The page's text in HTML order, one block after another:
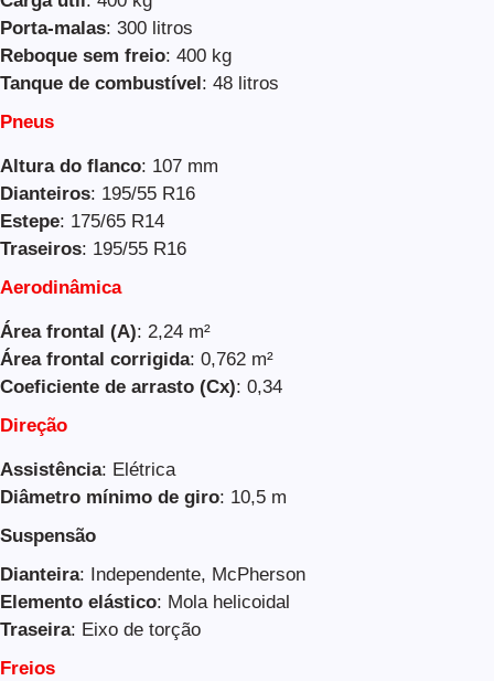
Porta-malas: 300 litros
Reboque sem freio: 400 kg
Tanque de combustível: 48 litros
Pneus
Altura do flanco: 107 mm
Dianteiros: 195/55 R16
Estepe: 175/65 R14
Traseiros: 195/55 R16
Aerodinâmica
Área frontal (A): 2,24 m²
Área frontal corrigida: 0,762 m²
Coeficiente de arrasto (Cx): 0,34
Direção
Assistência: Elétrica
Diâmetro mínimo de giro: 10,5 m
Suspensão
Dianteira: Independente, McPherson
Elemento elástico: Mola helicoidal
Traseira: Eixo de torção
Freios